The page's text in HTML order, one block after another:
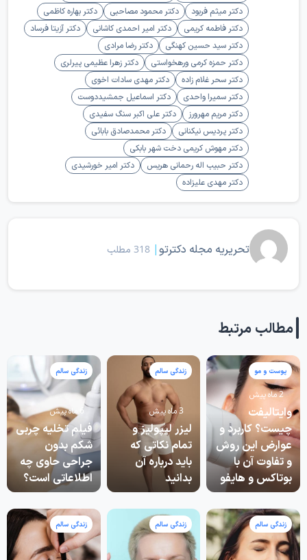
دکتر میثم فربود
دکتر محمود مصاحبی
دکتر بهاره کاظمی
دکتر فاطمه کریمی
دکتر امیر احمدی کاشانی
دکتر آزیتا فرساد
دکتر سید حسین کهنگی
دکتر رضا مرادی
دکتر حمزه کرمی ورهخواستی
دکتر زهرا عظیمی پیرلری
دکتر سحر غلام زاده
دکتر مهدی سادات اخوی
دکتر سمیرا واحدی
دکتر اسماعیل جمشیددوست
دکتر مریم مهرورز
دکتر علی اکبر سنگ سفیدی
دکتر پردیس نیکنانی
دکتر محمدصادق بابائی
دکتر مهوش کریمی دخت شهر بابکی
دکتر حبیب اله رحمانی هریس
دکتر امیر خورشیدی
دکتر مهدی علیزاده
تحریریه مجله دکترتو| 318 مطلب
مطالب مرتبط
پوست و مو
وایتالیفت
چیست؟ کاربرد و
عوارض این روش
و تفاوت آن با
بوتاکس و هایفو
2 ماه پیش
زندگی سالم
لیزر لیپولیز و
تمام نکاتی که
باید درباره آن
بدانید
3 ماه پیش
زندگی سالم
فیلم تخلیه چربی
شکم بدون
جراحی حاوی چه
اطلاعاتی است؟
6 ماه پیش
زندگی سالم زندگی سالم زندگی سالم